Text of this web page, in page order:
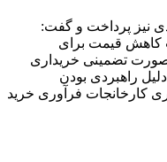
نیز پرداخت و گفت:
کاهش قیمت برای
تضمینی خریداری
راهبردی بودن
کارخانجات فرآوری خرید